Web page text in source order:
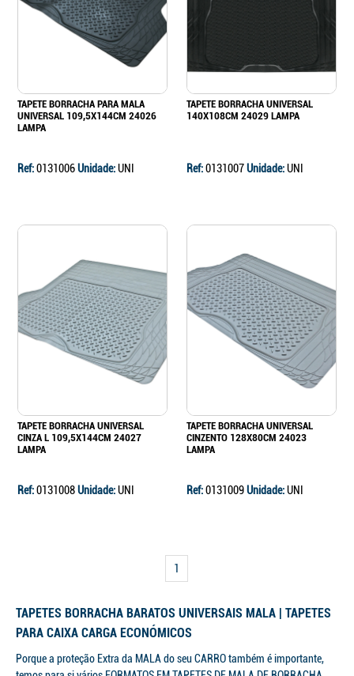
TAPETE BORRACHA PARA MALA
UNIVERSAL 109,5X144CM 24026
LAMPA
Ref:0131006Unidade:UNI
TAPETE BORRACHA UNIVERSAL
140X108CM 24029 LAMPA
Ref:0131007Unidade:UNI
TAPETE BORRACHA UNIVERSAL
CINZA L 109,5X144CM 24027
LAMPA
Ref:0131008Unidade:UNI
TAPETE BORRACHA UNIVERSAL
CINZENTO 128X80CM 24023
LAMPA
Ref:0131009Unidade:UNI
1
TAPETES BORRACHA BARATOS UNIVERSAIS MALA | TAPETES
PARA CAIXA CARGA ECONÓMICOS
Porque a proteção Extra da MALA do seu CARRO também é importante,
Continuar a comprar
Ir para o carrinho